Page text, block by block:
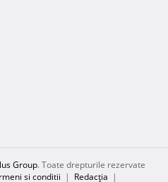
Group. Toate drepturile rezervate
si conditii | Redacţia |